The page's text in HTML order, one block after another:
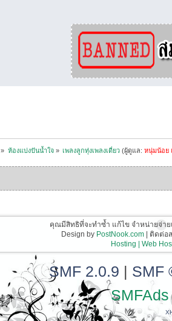
» ห้องแบ่งปันน้ำใจ» เพลงลูกทุ่งเพลงเดี่ยว (ผู้ดูแล:หนุ่มน้อย
คุณมีสิทธิที่จะทำซ้ำ แก้ไข จำหน่ายจ่า
Design by PostNook.com| ติดต่อส
Hosting | Web
SMF 2.0.9 | SMF
SMFAds